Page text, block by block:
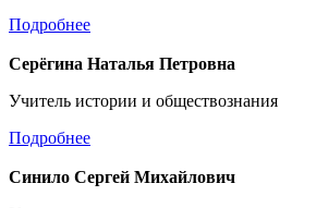
Подробнее
Серёгина Наталья Петровна
Учитель истории и обществознания
Подробнее
Синило Сергей Михайлович